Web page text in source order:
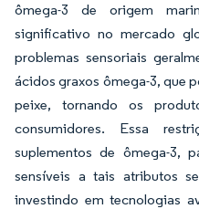
ômega-3 de origem
significativo no mercado
problemas sensoriais
ácidos graxos ômega-3, que
peixe, tornando os
consumidores. Essa
suplementos de ômega-3,
sensíveis a tais atributos
investindo em tecnologias